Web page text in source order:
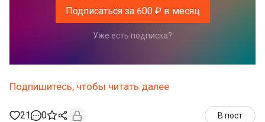
Подписаться за 600 ₽ в месяц
Уже есть подписка?
Подпишитесь, чтобы читать далее
21 0 В пост